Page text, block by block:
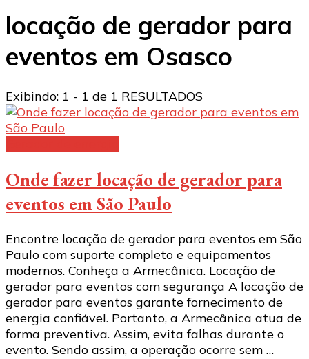
locação de gerador para
eventos em Osasco
Exibindo: 1 - 1 de 1 RESULTADOS
Onde fazer locação de gerador para
eventos em São Paulo
Encontre locação de gerador para eventos em São
Paulo com suporte completo e equipamentos
modernos. Conheça a Armecânica. Locação de
gerador para eventos com segurança A locação de
gerador para eventos garante fornecimento de
energia confiável. Portanto, a Armecânica atua de
forma preventiva. Assim, evita falhas durante o
evento. Sendo assim, a operação ocorre sem …